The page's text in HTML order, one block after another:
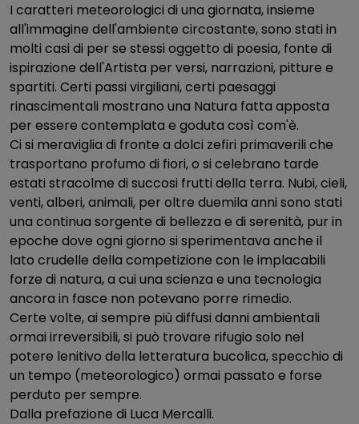
I caratteri meteorologici di una giornata, insieme
all'immagine dell'ambiente circostante, sono stati in
molti casi di per se stessi oggetto di poesia, fonte di
ispirazione dell'Artista per versi, narrazioni, pitture e
spartiti. Certi passi virgiliani, certi paesaggi
rinascimentali mostrano una Natura fatta apposta
per essere contemplata e goduta così com'è.
Ci si meraviglia di fronte a dolci zefiri primaverili che
trasportano profumo di fiori, o si celebrano tarde
estati stracolme di succosi frutti della terra. Nubi, cieli,
venti, alberi, animali, per oltre duemila anni sono stati
una continua sorgente di bellezza e di serenità, pur in
epoche dove ogni giorno si sperimentava anche il
lato crudelle della competizione con le implacabili
forze di natura, a cui una scienza e una tecnologia
ancora in fasce non potevano porre rimedio.
Certe volte, ai sempre più diffusi danni ambientali
ormai irreversibili, si può trovare rifugio solo nel
potere lenitivo della letteratura bucolica, specchio di
un tempo (meteorologico) ormai passato e forse
perduto per sempre.
Dalla prefazione di Luca Mercalli.